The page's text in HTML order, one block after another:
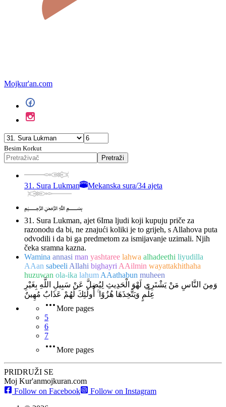
Mojkur'an.com
Besim Korkut
Pretraži
31. Sura Lukman Mekanska sura/34 ajeta
﷽
31. Sura Lukman, ajet 6Ima ljudi koji kupuju priče za
razonodu da bi, ne znajući koliki je to grijeh, s Allahova puta
odvodili i da bi ga predmetom za ismijavanje uzimali. Njih
čeka sramna kazna.
Wamina annasi man yashtaree lahwa alhadeethi liyudilla
AAan sabeeli Allahi bighayri AAilmin wayattakhithaha
huzuwan ola-ika lahum AAathabun muheen
وَمِنَ النَّاسِ مَنْ يَشْتَرِي لَهْوَ الْحَدِيثِ لِيُضِلَّ عَنْ سَبِيلِ اللَّهِ بِغَيْرِ
عِلْمٍ وَيَتَّخِذَهَا هُزُوًا ۚ أُولَٰئِكَ لَهُمْ عَذَابٌ مُهِينٌ
More pages
5
6
7
More pages
PRIDRUŽI SE
Moj Kur'anmojkuran.com
Follow on Facebook
Follow on Instagram